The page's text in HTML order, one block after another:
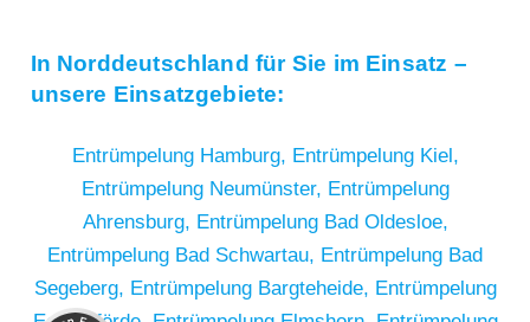
In Norddeutschland für Sie im Einsatz –
unsere Einsatzgebiete:
Entrümpelung Hamburg, Entrümpelung Kiel,
Entrümpelung Neumünster, Entrümpelung
Ahrensburg, Entrümpelung Bad Oldesloe,
Entrümpelung Bad Schwartau, Entrümpelung Bad
Segeberg, Entrümpelung Bargteheide, Entrümpelung
Kundenbewertungen und Erfahrungen zu
RümpelButler